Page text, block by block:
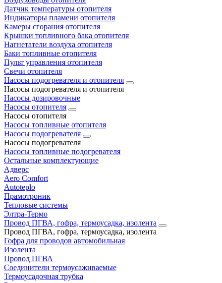
Датчик температуры отопителя
Индикаторы пламени отопителя
Камеры сгорания отопителя
Крышки топливного бака отопителя
Нагнетатели воздуха отопителя
Баки топливные отопителя
Пульт управления отопителя
Свечи отопителя
Насосы подогревателя и отопителя
Насосы подогревателя и отопителя
Насосы дозировочные
Насосы отопителя
Насосы отопителя
Насосы топливные отопителя
Насосы подогревателя
Насосы подогревателя
Насосы топливные подогревателя
Остальные комплектующие
Адверс
Aero Comfort
Autoteplo
Прамотроник
Тепловые системы
Элтра-Термо
Провод ПГВА, гофра, термоусадка, изолента
Провод ПГВА, гофра, термоусадка, изолента
Гофра для проводов автомобильная
Изолента
Провод ПГВА
Соединители термоусаживаемые
Термоусадочная трубка